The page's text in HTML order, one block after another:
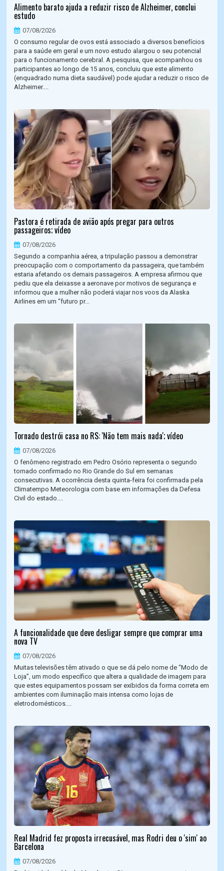
Alimento barato ajuda a reduzir risco de Alzheimer, conclui
estudo
07/08/2026
O consumo regular de ovos está associado a diversos benefícios
para a saúde em geral e um novo estudo alargou o seu potencial
para o funcionamento cerebral. A pesquisa, que acompanhou os
participantes ao longo de 15 anos, concluiu que este alimento
(enquadrado numa dieta saudável) pode ajudar a reduzir o risco de
Alzheimer....
Pastora é retirada de avião após pregar para outros
passageiros; vídeo
07/08/2026
Segundo a companhia aérea, a tripulação passou a demonstrar
preocupação com o comportamento da passageira, que também
estaria afetando os demais passageiros. A empresa afirmou que
pediu que ela deixasse a aeronave por motivos de segurança e
informou que a mulher não poderá viajar nos voos da Alaska
Airlines em um “futuro pr...
Tornado destrói casa no RS: 'Não tem mais nada'; vídeo
07/08/2026
O fenômeno registrado em Pedro Osório representa o segundo
tornado confirmado no Rio Grande do Sul em semanas
consecutivas. A ocorrência desta quinta-feira foi confirmada pela
Climatempo Meteorologia com base em informações da Defesa
Civil do estado....
A funcionalidade que deve desligar sempre que comprar uma
nova TV
07/08/2026
Muitas televisões têm ativado o que se dá pelo nome de “Modo de
Loja”, um modo específico que altera a qualidade de imagem para
que estes equipamentos possam ser exibidos da forma correta em
ambientes com iluminação mais intensa como lojas de
eletrodomésticos....
Real Madrid fez proposta irrecusável, mas Rodri deu o 'sim' ao
Barcelona
07/08/2026